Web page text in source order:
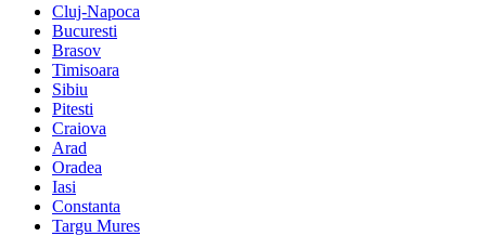
Cluj-Napoca
Bucuresti
Brasov
Timisoara
Sibiu
Pitesti
Craiova
Arad
Oradea
Iasi
Constanta
Targu Mures